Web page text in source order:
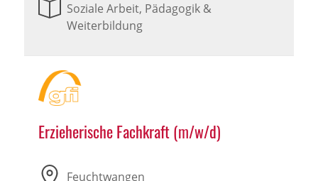
Soziale Arbeit, Pädagogik &
Weiterbildung
Erzieherische Fachkraft (m/w/d)
Feuchtwangen